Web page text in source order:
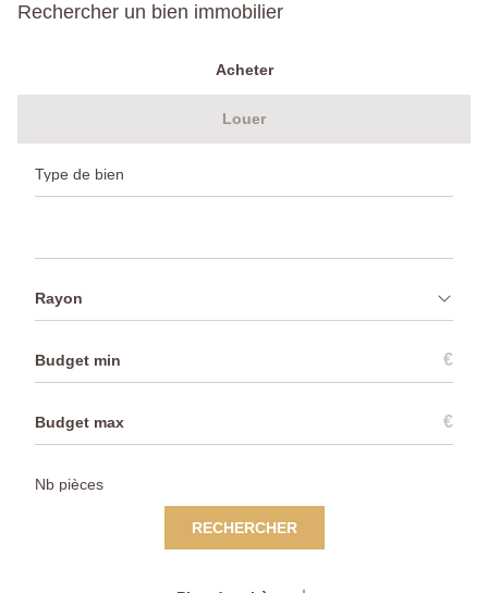
Rechercher un bien immobilier
Acheter
Louer
Rayon
€
€
RECHERCHER